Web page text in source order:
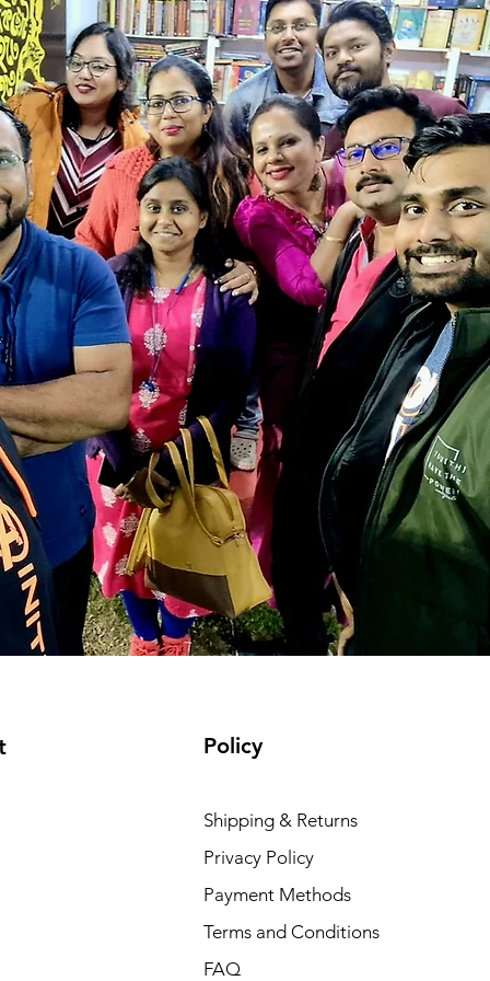
Policy
Shipping & Returns
Privacy Policy
Payment Methods
Terms and Conditions
FAQ